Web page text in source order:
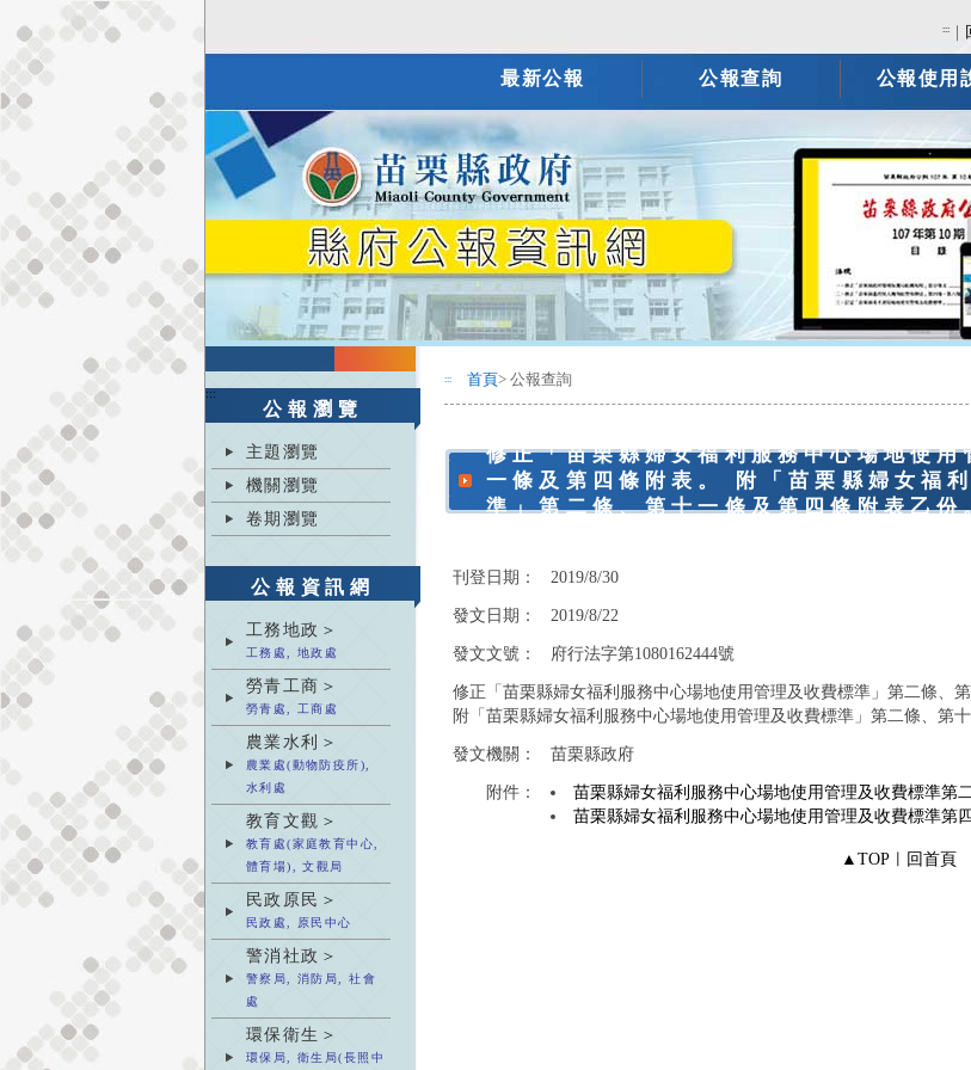
:::
最新公報 公報查詢 公報使用
:::
公報瀏覽
主題瀏覽
機關瀏覽
卷期瀏覽
公報資訊網
工務地政＞
工務處, 地政處
勞青工商＞
勞青處, 工商處
農業水利＞
農業處(動物防疫所),
水利處
教育文觀＞
教育處(家庭教育中心,
體育場), 文觀局
民政原民＞
民政處, 原民中心
警消社政＞
警察局, 消防局, 社會
處
環保衛生＞
環保局, 衛生局(長照中
::: 首頁> 公報查詢
修正「苗栗縣婦女福利服務中心場地使
一條及第四條附表。 附「苗栗縣婦女福
準」第二條、第十一條及第四條附表乙份
刊登日期：
2019/8/30
發文日期：
2019/8/22
發文文號：
府行法字第1080162444號
修正「苗栗縣婦女福利服務中心場地使用管理及收費標準」第二條、第
附「苗栗縣婦女福利服務中心場地使用管理及收費標準」第二條、第
發文機關：
苗栗縣政府
附件：
苗栗縣婦女福利服務中心場地使用管理及收費標準第
苗栗縣婦女福利服務中心場地使用管理及收費標準第
▲TOP︱ 回首頁